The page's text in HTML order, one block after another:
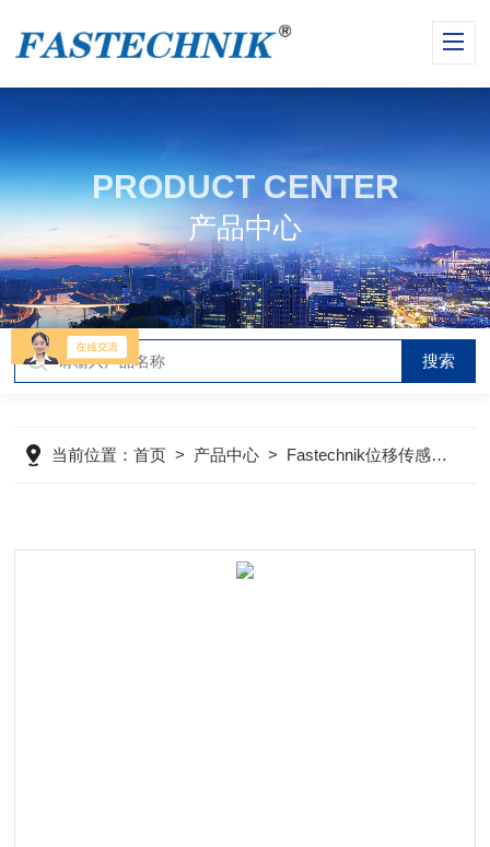
PRODUCT CENTER
产品中心
当前位置：首页 > 产品中心 > Fastechnik位移传感器